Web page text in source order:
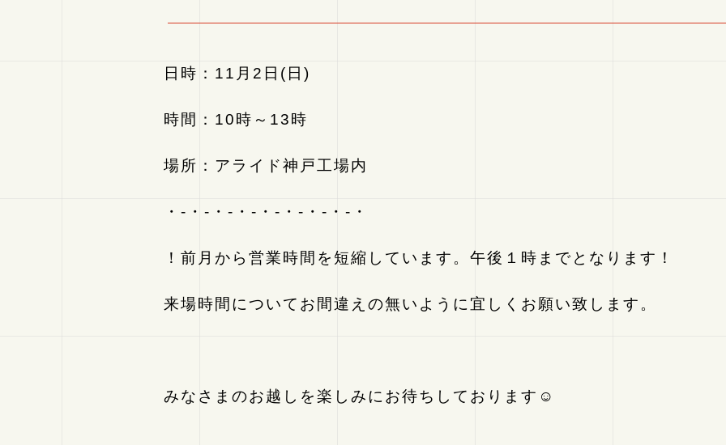
日時：11月2日(日)
時間：10時～13時
場所：アライド神戸工場内
・-・-・-・-・-・-・-・-・
！前月から営業時間を短縮しています。午後１時までとなります！
来場時間についてお間違えの無いように宜しくお願い致します。
みなさまのお越しを楽しみにお待ちしております☺